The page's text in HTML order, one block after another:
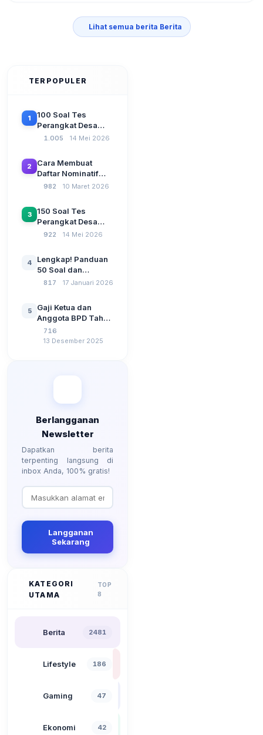
Lihat semua berita Berita
TERPOPULER
1
100 Soal Tes
Perangkat Desa
Terbaru 2026
CAT Berbasis UU
Desa No. 3 Tahun
2024
1.005 14 Mei 2026
2
Cara Membuat
Daftar Nominatif
Siltap di Aplikasi
SPP Pencairan
Dana Desa
982 10 Maret 2026
3
150 Soal Tes
Perangkat Desa
2026: Administrasi
Kebangsaan, dan
Komputer Beserta
Jawaban Paling
922 14 Mei 2026
4
Lengkap! Panduan
50 Soal dan
Jawaban Tes
Berdasarkan UU No
3 Tahun 2024
817 17 Januari 2026
5
Gaji Ketua dan
Anggota BPD Tahun
2026, Berapa
Besarannya? Ada
716
13 Desember 2025
Berlangganan
Newsletter
Dapatkan berita
terpenting langsung di
inbox Anda, 100% gratis!
Langganan
Sekarang
KATEGORI
UTAMA
TOP
8
Berita 2481
Lifestyle 186
Gaming 47
Ekonomi 42